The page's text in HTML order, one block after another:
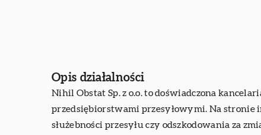
Opis działalności
Nihil Obstat Sp. z o.o. to doświadczona
przedsiębiorstwami przesyłowymi. Na
służebności przesyłu czy odszkodowania za